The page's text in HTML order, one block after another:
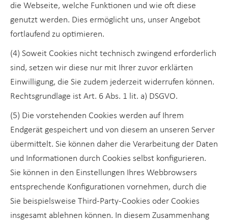
die Webseite, welche Funktionen und wie oft diese
genutzt werden. Dies ermöglicht uns, unser Angebot
fortlaufend zu optimieren.
(4) Soweit Cookies nicht technisch zwingend erforderlich
sind, setzen wir diese nur mit Ihrer zuvor erklärten
Einwilligung, die Sie zudem jederzeit widerrufen können.
Rechtsgrundlage ist Art. 6 Abs. 1 lit. a) DSGVO.
(5) Die vorstehenden Cookies werden auf Ihrem
Endgerät gespeichert und von diesem an unseren Server
übermittelt. Sie können daher die Verarbeitung der Daten
und Informationen durch Cookies selbst konfigurieren.
Sie können in den Einstellungen Ihres Webbrowsers
entsprechende Konfigurationen vornehmen, durch die
Sie beispielsweise Third-Party-Cookies oder Cookies
insgesamt ablehnen können. In diesem Zusammenhang